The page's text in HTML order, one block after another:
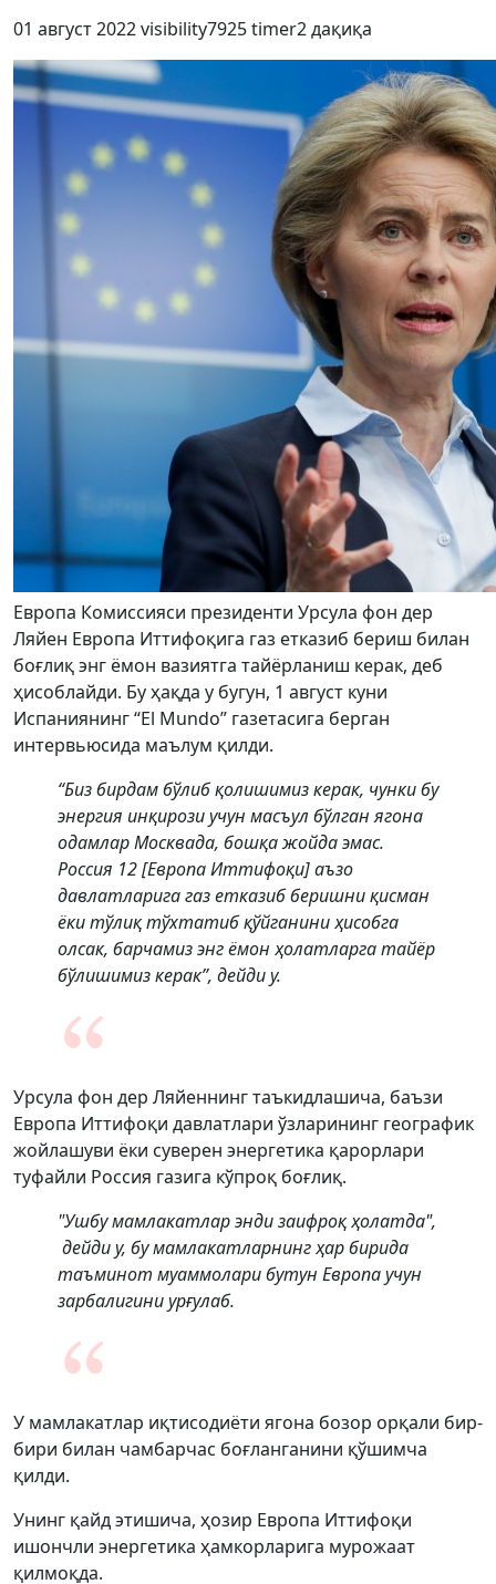
01 август 2022visibility7925timer2 дақиқа
Европа Комиссияси президенти Урсула фон дер
Ляйен Европа Иттифоқига газ етказиб бериш билан
боғлиқ энг ёмон вазиятга тайёрланиш керак, деб
ҳисоблайди. Бу ҳақда у бугун, 1 август куни
Испаниянинг “El Mundo” газетасига берган
интервьюсида маълум қилди.
“Биз бирдам бўлиб қолишимиз керак, чунки бу
энергия инқирози учун масъул бўлган ягона
одамлар Москвада, бошқа жойда эмас.
Россия 12 [Европа Иттифоқи] аъзо
давлатларига газ етказиб беришни қисман
ёки тўлиқ тўхтатиб қўйганини ҳисобга
олсак, барчамиз энг ёмон ҳолатларга тайёр
бўлишимиз керак”, дейди у.
Урсула фон дер Ляйеннинг таъкидлашича, баъзи
Европа Иттифоқи давлатлари ўзларининг географик
жойлашуви ёки суверен энергетика қарорлари
туфайли Россия газига кўпроқ боғлиқ.
"Ушбу мамлакатлар энди заифроқ ҳолатда",
дейди у, бу мамлакатларнинг ҳар бирида
таъминот муаммолари бутун Европа учун
зарбалигини урғулаб.
У мамлакатлар иқтисодиёти ягона бозор орқали бир-
бири билан чамбарчас боғланганини қўшимча
қилди.
Унинг қайд этишича, ҳозир Европа Иттифоқи
ишончли энергетика ҳамкорларига мурожаат
қилмоқда.